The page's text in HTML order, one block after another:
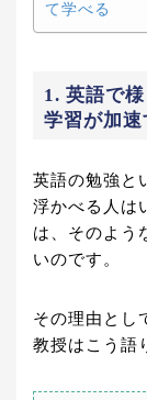
て学べる
1. 英語で
学習が加速
英語の勉強と
浮かべる人は
は、そのよう
いのです。
その理由とし
教授はこう語